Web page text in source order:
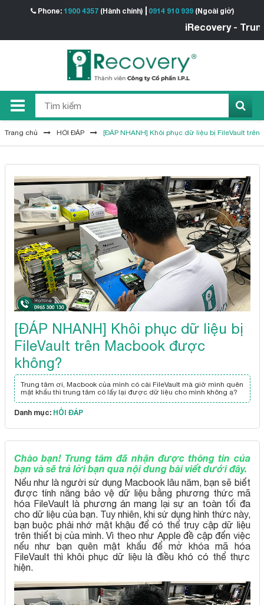
Phone: 1900 4357(Hành chính) 0914 910 939(Ngoài giờ)
iRecovery - Trung
Trang chủ HỎI ĐÁP [ĐÁP NHANH] Khôi phục dữ liệu bị FileVault
[ĐÁP NHANH] Khôi phục dữ liệu bị
FileVault trên Macbook được
không?
Trung tâm ơi, Macbook của mình có cài FileVault mà giờ mình quên
mật khẩu thì trung tâm có lấy lại được dữ liệu cho mình không ạ?
Danh mục: HỎI ĐÁP
Chào bạn! Trung tâm đã nhận được thông tin của
bạn và sẽ trả lời bạn qua nội dung bài viết dưới đây.
Nếu như là người sử dụng Macbook lâu năm, bạn sẽ biết
được tính năng bảo vệ dữ liệu bằng phương thức mã
hóa FileVault là phương án mang lại sự an toàn tối đa
cho dữ liệu của bạn. Tuy nhiên, khi sử dụng hình thức này,
bạn buộc phải nhớ mật khậu để có thể truy cập dữ liệu
trên thiết bị của mình. Vì theo như Apple đề cập đến việc
nếu như bạn quên mật khẩu để mở khóa mã hóa
FileVault thì khôi phục dữ liệu là điều khó có thể thực
hiện.